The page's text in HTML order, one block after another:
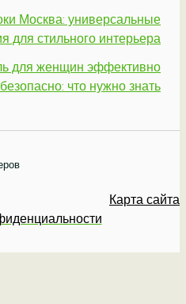
Москва: универсальные
для стильного интерьера
для женщин эффективно
что нужно знать
Карта сайта